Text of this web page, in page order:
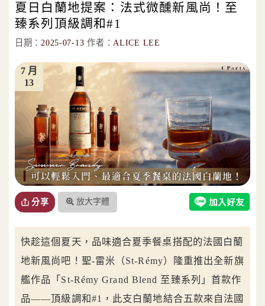
夏日白蘭地提案：法式微醺新風尚！至
臻系列頂級調和#1
日期： 2025-07-13 作者： ALICE LEE
13
7 月
分享 放大字體
快趁這個夏天，品味適合夏季餐桌搭配的法國白蘭
地新風尚吧！聖-雷米（St‑Rémy）隆重推出全新旗
艦作品「St‑Rémy Grand Blend 至臻系列」首款作
品——頂級調和#1，此支白蘭地結合五款來自法國